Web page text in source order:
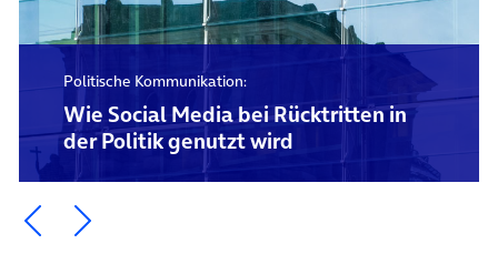
Politische Kommunikation:
Wie Social Media bei Rücktritten in
der Politik genutzt wird
Ein Element zurück blättern
Ein Element weiter blättern